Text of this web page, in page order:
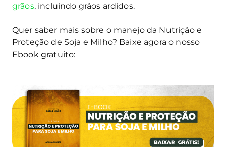
grãos, incluindo grãos ardidos.
Quer saber mais sobre o manejo da Nutrição e
Proteção de Soja e Milho? Baixe agora o nosso
Ebook gratuito: